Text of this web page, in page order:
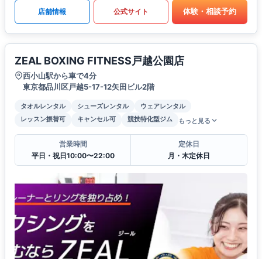
店舗情報 公式サイト 体験・相談予約
ZEAL BOXING FITNESS戸越公園店
西小山駅から車で4分
東京都品川区戸越5-17-12矢田ビル2階
タオルレンタル シューズレンタル
ウェアレンタル
レッスン振替可
キャンセル可 競技特化型ジム もっと見る
営業時間
平日・祝日10:00〜22:00
定休日
月・木定休日